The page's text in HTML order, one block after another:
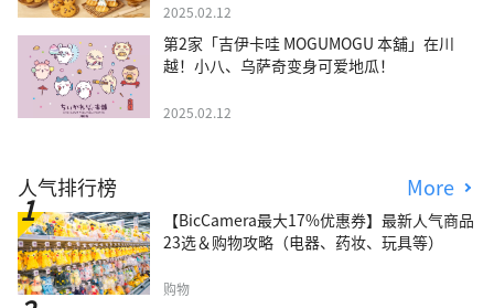
2025.02.12
第2家「吉伊卡哇 MOGUMOGU 本舖」在川
越！小八、乌萨奇变身可爱地瓜！
2025.02.12
人气排行榜 More
【BicCamera最大17%优惠券】最新人气商品
23选＆购物攻略（电器、药妆、玩具等）
购物